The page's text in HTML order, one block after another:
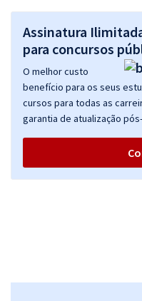
Assinatura
para concursos
O melhor custo
benefício para os seus
cursos para todas as
garantia de atualização